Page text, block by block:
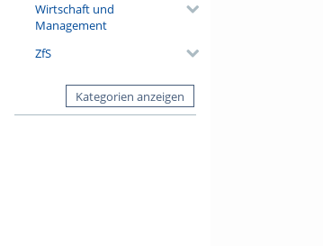
Wirtschaft und
Management
ZfS
Kategorien anzeigen